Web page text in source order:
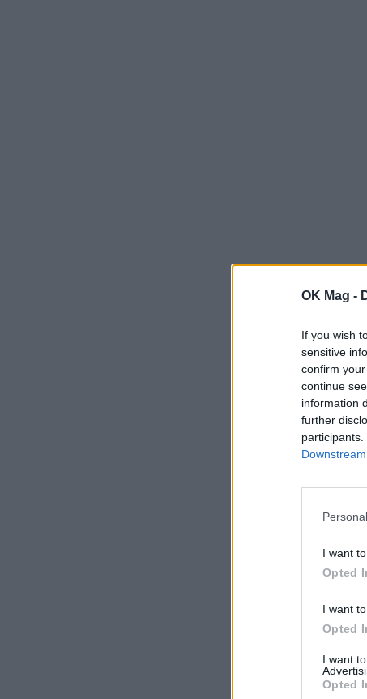
OK Mag -
If you wish
sensitive
confirm
continue
information
further
I want
Opted
I want
Opted
I want
Opted